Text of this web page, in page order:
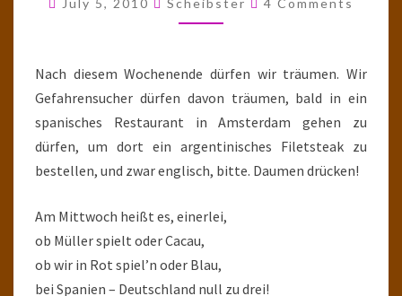
July 5, 2010 Scheibster 4 Comments
Nach diesem Wochenende dürfen wir träumen. Wir
Gefahrensucher dürfen davon träumen, bald in ein
spanisches Restaurant in Amsterdam gehen zu
dürfen, um dort ein argentinisches Filetsteak zu
bestellen, und zwar englisch, bitte. Daumen drücken!
Am Mittwoch heißt es, einerlei,
ob Müller spielt oder Cacau,
ob wir in Rot spiel’n oder Blau,
bei Spanien – Deutschland null zu drei!